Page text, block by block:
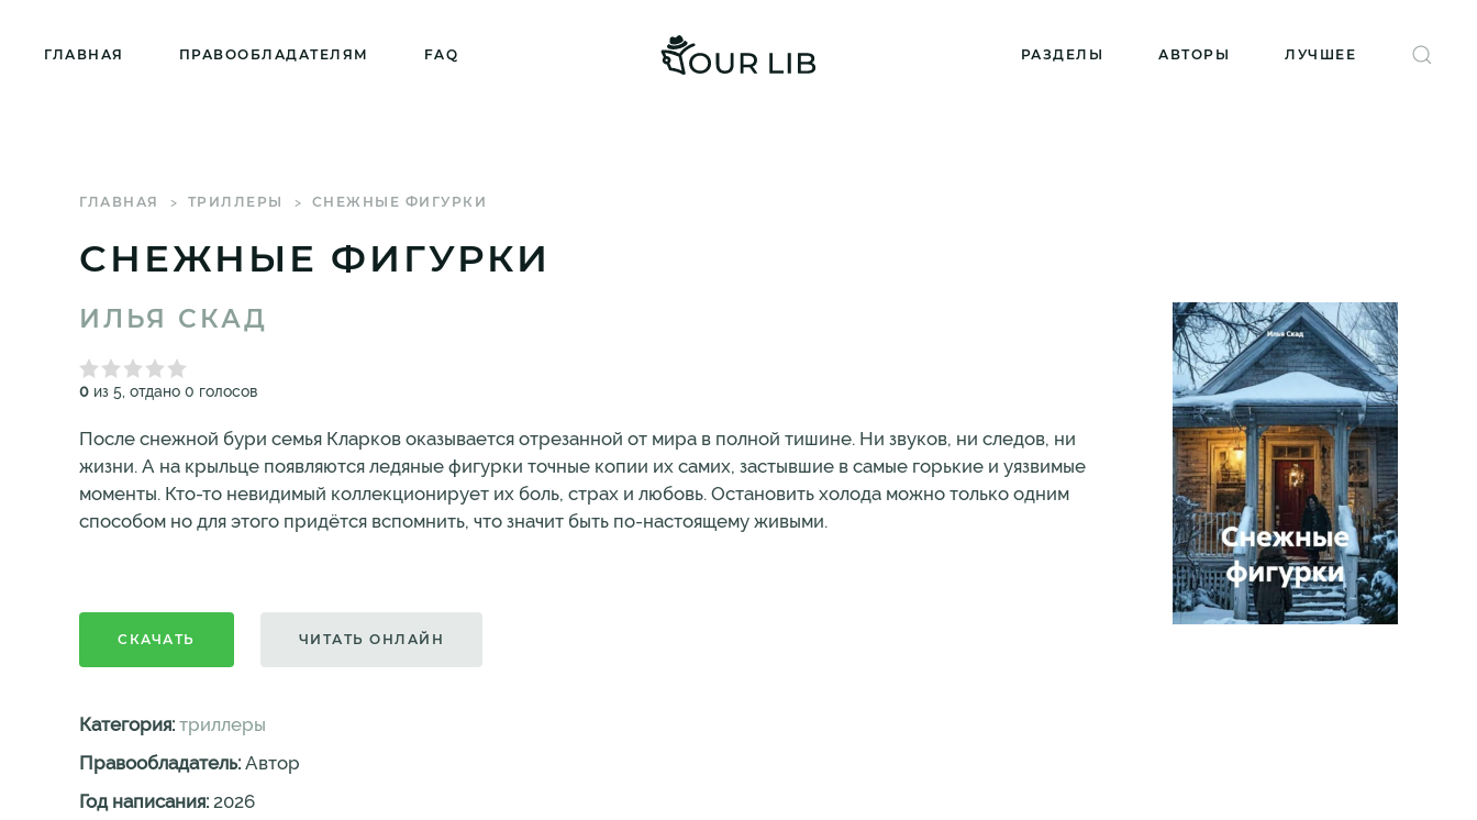
ГЛАВНАЯ ПРАВООБЛАДАТЕЛЯМ FAQ РАЗДЕЛЫ АВТОРЫ ЛУЧШЕЕ
ГЛАВНАЯ ТРИЛЛЕРЫ СНЕЖНЫЕ ФИГУРКИ
СНЕЖНЫЕ ФИГУРКИ
ИЛЬЯ СКАД
0 из 5, отдано 0 голосов
После снежной бури семья Кларков оказывается отрезанной от мира в полной тишине. Ни звуков, ни следов, ни
жизни. А на крыльце появляются ледяные фигурки точные копии их самих, застывшие в самые горькие и уязвимые
моменты. Кто-то невидимый коллекционирует их боль, страх и любовь. Остановить холода можно только одним
способом но для этого придётся вспомнить, что значит быть по-настоящему живыми.
СКАЧАТЬ ЧИТАТЬ ОНЛАЙН
Категория: триллеры
Правообладатель: Автор
Год написания: 2026